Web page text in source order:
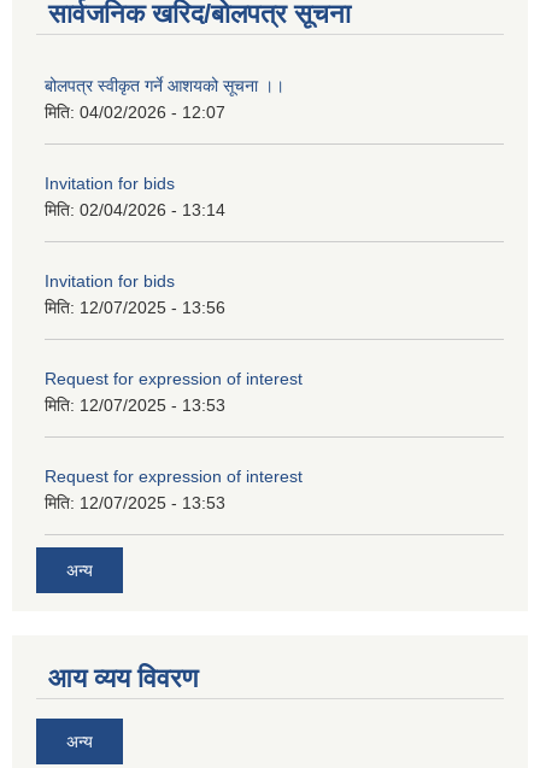
सार्वजनिक खरिद/बोलपत्र सूचना
बोलपत्र स्वीकृत गर्ने आशयको सूचना ।।
मिति: 04/02/2026 - 12:07
Invitation for bids
मिति: 02/04/2026 - 13:14
Invitation for bids
मिति: 12/07/2025 - 13:56
Request for expression of interest
मिति: 12/07/2025 - 13:53
Request for expression of interest
मिति: 12/07/2025 - 13:53
अन्य
आय व्यय विवरण
अन्य